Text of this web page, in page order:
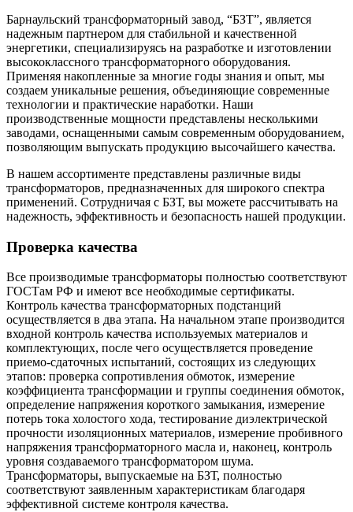
Барнаульский трансформаторный завод, “БЗТ”, является
надежным партнером для стабильной и качественной
энергетики, специализируясь на разработке и изготовлении
высококлассного трансформаторного оборудования.
Применяя накопленные за многие годы знания и опыт, мы
создаем уникальные решения, объединяющие современные
технологии и практические наработки. Наши
производственные мощности представлены несколькими
заводами, оснащенными самым современным оборудованием,
позволяющим выпускать продукцию высочайшего качества.
В нашем ассортименте представлены различные виды
трансформаторов, предназначенных для широкого спектра
применений. Сотрудничая с БЗТ, вы можете рассчитывать на
надежность, эффективность и безопасность нашей продукции.
Проверка качества
Все производимые трансформаторы полностью соответствуют
ГОСТам РФ и имеют все необходимые сертификаты.
Контроль качества трансформаторных подстанций
осуществляется в два этапа. На начальном этапе производится
входной контроль качества используемых материалов и
комплектующих, после чего осуществляется проведение
приемо-сдаточных испытаний, состоящих из следующих
этапов: проверка сопротивления обмоток, измерение
коэффициента трансформации и группы соединения обмоток,
определение напряжения короткого замыкания, измерение
потерь тока холостого хода, тестирование диэлектрической
прочности изоляционных материалов, измерение пробивного
напряжения трансформаторного масла и, наконец, контроль
уровня создаваемого трансформатором шума.
Трансформаторы, выпускаемые на БЗТ, полностью
соответствуют заявленным характеристикам благодаря
эффективной системе контроля качества.